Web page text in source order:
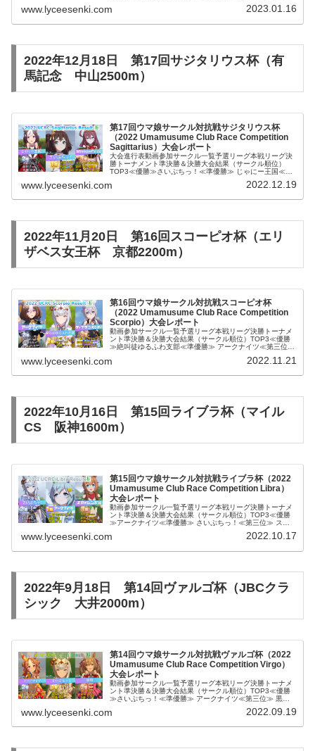
ねおりあ厩舎しがら...
www.lyceesenki.com 2023.01.16
2022年12月18日 第17回サジタリウス杯（有
馬記念 中山2500m）
第17回ウマ娘サークル対抗戦サジタリウス杯
（2022 Umamusume Club Race Competition
Sagittarius）大会レポート
大会進行表動画参加サークル一覧予選リーグ本戦リーグ決
勝トーナメント準決勝＆決勝大会結果（サークル順位）
TOP3≪優勝≫さいぷちっ！≪準優勝≫ じゃにー王国≪第
saloon!七味...
www.lyceesenki.com 2022.12.19
2022年11月20日 第16回スコーピオ杯（エリ
ザベス女王杯 京都2200m）
第16回ウマ娘サークル対抗戦スコーピオ杯
（2022 Umamusume Club Race Competition
Scorpio）大会レポート
動画参加サークル一覧予選リーグ本戦リーグ決勝トーナメ
ント準決勝＆決勝大会結果（サークル順位）TOP3≪優勝
≫絶叫徒ゆるふわ支部≪準優勝≫ アークナイツ≪第三位≫
ちふぁーむお猿村スカ...
www.lyceesenki.com 2022.11.21
2022年10月16日 第15回ライブラ杯（マイル
CS 阪神1600m）
第15回ウマ娘サークル対抗戦ライブラ杯（2022
Umamusume Club Race Competition Libra）
大会レポート
動画参加サークル一覧予選リーグ本戦リーグ決勝トーナメ
ント準決勝＆決勝大会結果（サークル順位）TOP3≪優勝
≫アークナイツ≪準優勝≫ さいぷちっ！≪第三位≫ スカ
徒アークナイツβ湘南レー...
www.lyceesenki.com 2022.10.17
2022年9月18日 第14回ヴァルゴ杯（JBCクラ
シック 大井2000m）
第14回ウマ娘サークル対抗戦ヴァルゴ杯（2022
Umamusume Club Race Competition Virgo）
大会レポート
動画参加サークル一覧予選リーグ本戦リーグ決勝トーナメ
ント準決勝＆決勝大会結果（サークル順位）TOP3≪優勝
≫さいぷちっ！≪準優勝≫ アークナイツ≪第三位≫ 黒閃
くないつΔアークナイツβ...
www.lyceesenki.com 2022.09.19